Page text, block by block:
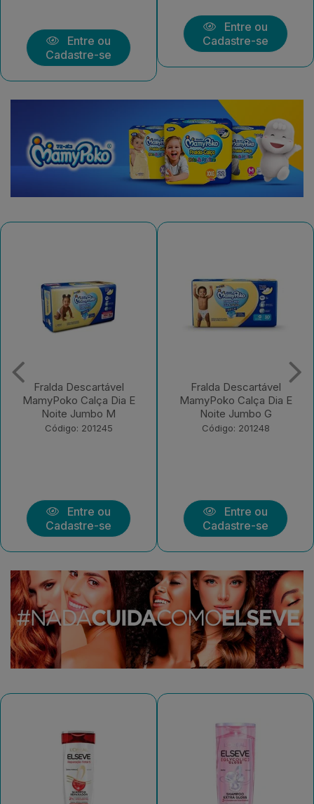
Entre ou
Cadastre-se
Entre ou
Cadastre-se
Fralda Descartável
MamyPoko Calça Dia E
Noite Jumbo G
Código: 201248
Entre ou
Cadastre-se
Fralda Descartável
MamyPoko Calça Dia E
Noite Jumbo XXG
Código: 201249
Entre ou
Cadastre-se